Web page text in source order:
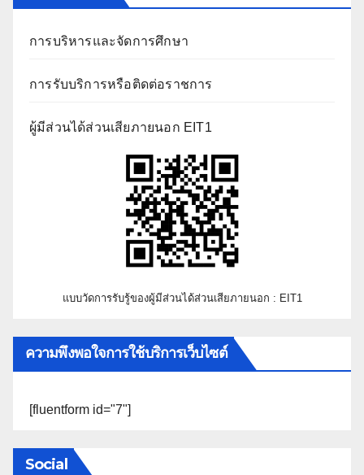
การบริหารและจัดการศึกษา
การรับบริการหรือติดต่อราชการ
ผู้มีส่วนได้ส่วนเสียภายนอก EIT1
แบบวัดการรับรู้ของผู้มีส่วนได้ส่วนเสียภายนอก : EIT1
ความพึงพอใจการใช้บริการเว็บไซต์
[fluentform id="7"]
Social